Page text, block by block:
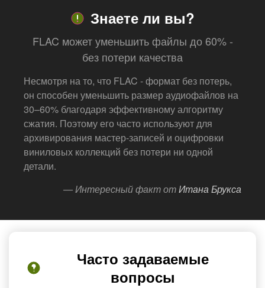
Знаете ли вы?
FLAC может уменьшить файлы до 60% -
без потери качества
Несмотря на то, что FLAC - формат без потерь,
он способен уменьшить размер аудиофайлов на
30–60% благодаря эффективному алгоритму
сжатия. Поэтому его часто используют для
архивирования мастер-записей и оцифровки
виниловых коллекций без потери ни одной
детали.
— Интересный факт отИтана Брукса
Часто задаваемые
вопросы